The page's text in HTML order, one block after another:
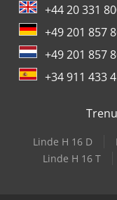
+44 20 331
+49 201 857
+49 201 857
+34 911 433
Linde H 16 D
Linde H 16 T